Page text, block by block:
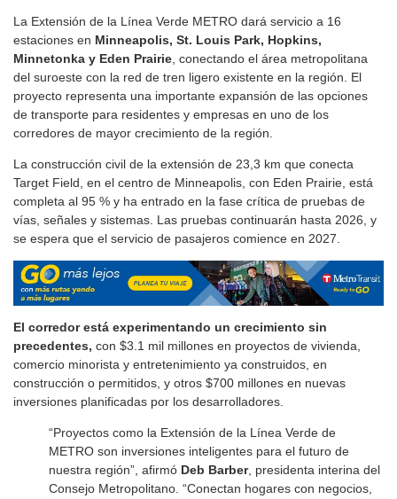
La Extensión de la Línea Verde METRO dará servicio a 16
estaciones en Minneapolis, St. Louis Park, Hopkins,
Minnetonka y Eden Prairie , conectando el área metropolitana
del suroeste con la red de tren ligero existente en la región. El
proyecto representa una importante expansión de las opciones
de transporte para residentes y empresas en uno de los
corredores de mayor crecimiento de la región.
La construcción civil de la extensión de 23,3 km que conecta
Target Field, en el centro de Minneapolis, con Eden Prairie, está
completa al 95 % y ha entrado en la fase crítica de pruebas de
vías, señales y sistemas. Las pruebas continuarán hasta 2026, y
se espera que el servicio de pasajeros comience en 2027.
El corredor está experimentando un crecimiento sin
precedentes, con $3.1 mil millones en proyectos de vivienda,
comercio minorista y entretenimiento ya construidos, en
construcción o permitidos, y otros $700 millones en nuevas
inversiones planificadas por los desarrolladores.
“Proyectos como la Extensión de la Línea Verde de
METRO son inversiones inteligentes para el futuro de
nuestra región”, afirmó Deb Barber, presidenta interina del
Consejo Metropolitano. “Conectan hogares con negocios,